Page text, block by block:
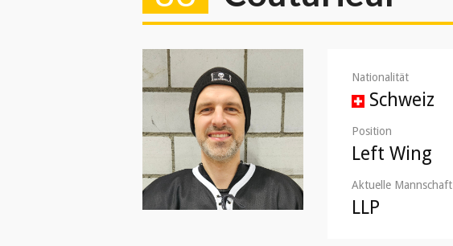
Nationalität
Schweiz
Position
Left Wing
Aktuelle Mannschaft
LLP